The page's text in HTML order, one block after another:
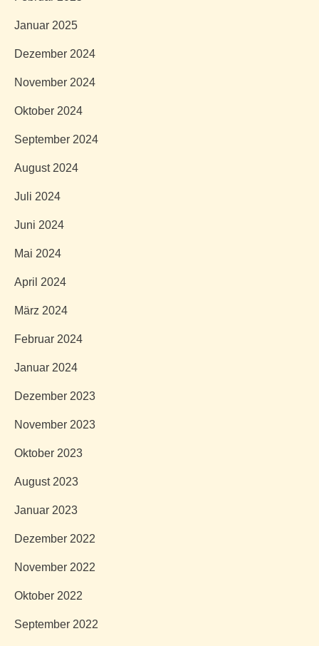
Januar 2025
Dezember 2024
November 2024
Oktober 2024
September 2024
August 2024
Juli 2024
Juni 2024
Mai 2024
April 2024
März 2024
Februar 2024
Januar 2024
Dezember 2023
November 2023
Oktober 2023
August 2023
Januar 2023
Dezember 2022
November 2022
Oktober 2022
September 2022